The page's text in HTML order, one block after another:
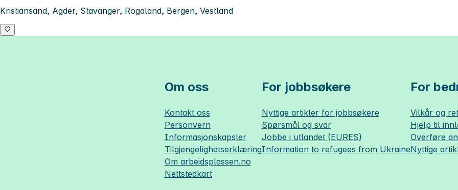
Kristiansand, Agder, Stavanger, Rogaland, Bergen, Vestland
Om oss
Kontakt oss
Personvern
Informasjonskapsler
Tilgjengelighetserklæring
Om arbeidsplassen.no
Nettstedkart
For jobbsøkere
Nyttige artikler for jobbsøkere
Spørsmål og svar
Jobbe i utlandet (EURES)
Information to refugees from Ukraine
For
Vilkår og
Hjelp til
Overføre
Nyttige